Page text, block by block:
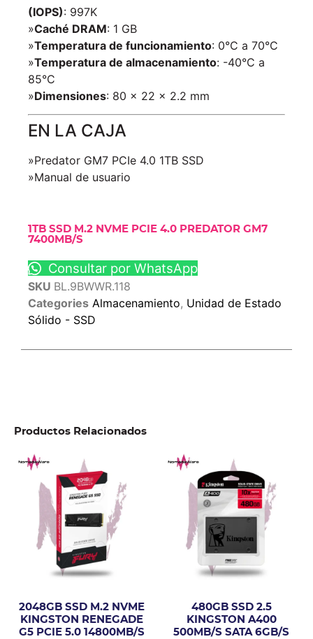
(IOPS): 997K
»Caché DRAM: 1 GB
»Temperatura de funcionamiento: 0°C a 70°C
»Temperatura de almacenamiento: -40°C a
85°C
»Dimensiones: 80 x 22 x 2.2 mm
EN LA CAJA
»Predator GM7 PCIe 4.0 1TB SSD
»Manual de usuario
1TB SSD M.2 NVME PCIE 4.0 PREDATOR GM7
7400MB/S
Consultar por WhatsApp
SKU BL.9BWWR.118
Categories Almacenamiento, Unidad de Estado
Sólido - SSD
Productos Relacionados
2048GB SSD M.2 NVME
KINGSTON RENEGADE
G5 PCIE 5.0 14800MB/S
480GB SSD 2.5
KINGSTON A400
500MB/S SATA 6GB/S